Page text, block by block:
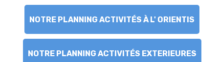
NOTRE PLANNING ACTIVITÉS À L' ORIENTIS
NOTRE PLANNING ACTIVITÉS EXTERIEURES